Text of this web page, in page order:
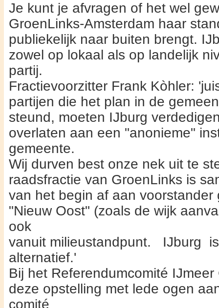
Je kunt je afvragen of het wel
GroenLinks-Amsterdam haar
publiekelijk naar bui­ten brengt.
zowel op lokaal als op landelijk
partij.
Fractievoorzitter Frank Kòhler:
partijen die het plan in de
steund, moeten IJburg
overlaten aan een "anonieme"
gemeente.
Wij durven best onze nek uit te
raadsfractie van GroenLinks is
van het begin af aan voorstander
"Nieuw Oost" (zoals de wijk
ook
vanuit milieustandpunt. IJburg
alternatief.'
Bij het Referendumcomité
deze opstelling met lede ogen
comité